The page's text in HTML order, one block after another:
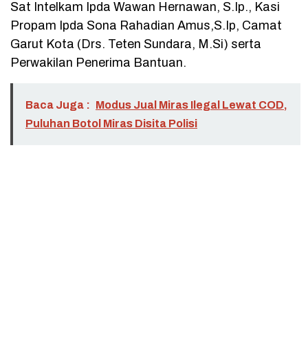
Sat Intelkam Ipda Wawan Hernawan, S.Ip., Kasi
Propam Ipda Sona Rahadian Amus,S.Ip, Camat
Garut Kota (Drs. Teten Sundara, M.Si) serta
Perwakilan Penerima Bantuan.
Baca Juga : Modus Jual Miras Ilegal Lewat COD,
Puluhan Botol Miras Disita Polisi